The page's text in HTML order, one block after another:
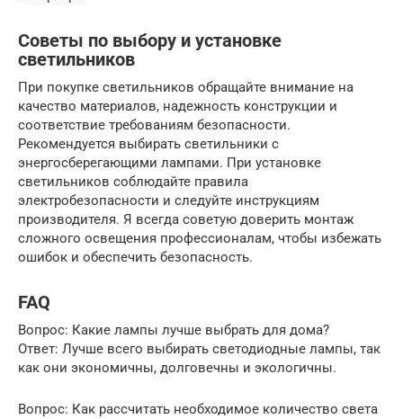
Советы по выбору и установке
светильников
При покупке светильников обращайте внимание на
качество материалов, надежность конструкции и
соответствие требованиям безопасности.
Рекомендуется выбирать светильники с
энергосберегающими лампами. При установке
светильников соблюдайте правила
электробезопасности и следуйте инструкциям
производителя. Я всегда советую доверить монтаж
сложного освещения профессионалам, чтобы избежать
ошибок и обеспечить безопасность.
FAQ
Вопрос: Какие лампы лучше выбрать для дома?
Ответ: Лучше всего выбирать светодиодные лампы, так
как они экономичны, долговечны и экологичны.
Вопрос: Как рассчитать необходимое количество света